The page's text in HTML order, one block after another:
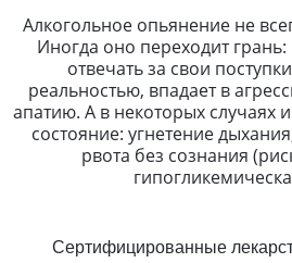
Алкогольное опьянение не
Иногда оно переходит грань:
отвечать за свои
реальностью, впадает в
апатию. А в некоторых случаях
состояние: угнетение
рвота без сознания
Сертифицированные